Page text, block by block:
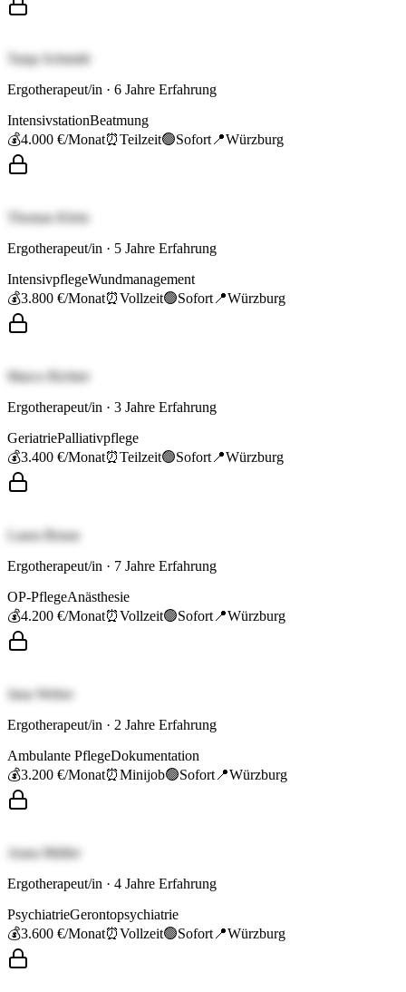
Tanja Schmidt
Ergotherapeut/in · 6 Jahre Erfahrung
IntensivstationBeatmung
💰4.000 €/Monat⏰Teilzeit🟢Sofort 📍Würzburg
Thomas Klein
Ergotherapeut/in · 5 Jahre Erfahrung
IntensivpflegeWundmanagement
💰3.800 €/Monat⏰Vollzeit🟢Sofort 📍Würzburg
Marco Richter
Ergotherapeut/in · 3 Jahre Erfahrung
GeriatriePalliativpflege
💰3.400 €/Monat⏰Teilzeit🟢Sofort 📍Würzburg
Laura Braun
Ergotherapeut/in · 7 Jahre Erfahrung
OP-PflegeAnästhesie
💰4.200 €/Monat⏰Vollzeit🟢Sofort 📍Würzburg
Jana Weber
Ergotherapeut/in · 2 Jahre Erfahrung
Ambulante PflegeDokumentation
💰3.200 €/Monat⏰Minijob🟢Sofort 📍Würzburg
Anna Müller
Ergotherapeut/in · 4 Jahre Erfahrung
PsychiatrieGerontopsychiatrie
💰3.600 €/Monat⏰Vollzeit🟢Sofort 📍Würzburg